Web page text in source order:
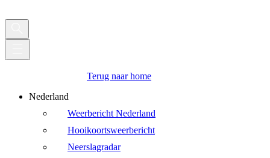
Terug naar home
Nederland
Weerbericht Nederland
Hooikoortsweerbericht
Neerslagradar